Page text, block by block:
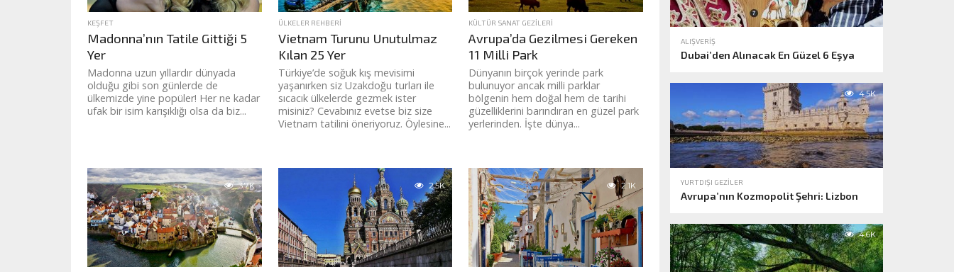
KEŞFET
Madonna’nın Tatile Gittiği 5
Yer
Madonna uzun yıllardır dünyada
olduğu gibi son günlerde de
ülkemizde yine popüler! Her ne kadar
ufak bir isim karışıklığı olsa da biz...
ÜLKELER REHBERI
Vietnam Turunu Unutulmaz
Kılan 25 Yer
Türkiye’de soğuk kış mevisimi
yaşanırken siz Uzakdoğu turları ile
sıcacık ülkelerde gezmek ister
misiniz? Cevabınız evetse biz size
Vietnam tatilini öneriyoruz. Öylesine...
KÜLTÜR SANAT GEZILERI
Avrupa’da Gezilmesi Gereken
11 Milli Park
Dünyanın birçok yerinde park
bulunuyor ancak milli parklar
bölgenin hem doğal hem de tarihi
güzelliklerini barındıran en güzel park
yerlerinden. İşte dünya...
3.7K 2.5K 2.1K
ALIŞVERIŞ
Dubai’den Alınacak En Güzel 6 Eşya
4.5K
YURTDIŞI GEZILER
Avrupa’nın Kozmopolit Şehri: Lizbon
4.6K